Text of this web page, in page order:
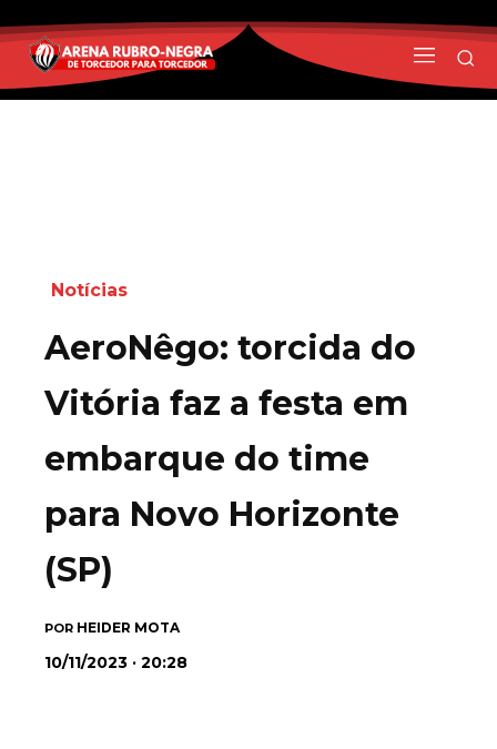
Notícias
AeroNêgo: torcida do
Vitória faz a festa em
embarque do time
para Novo Horizonte
(SP)
POR HEIDER MOTA
10/11/2023 · 20:28